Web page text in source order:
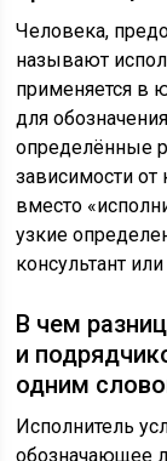
Человека,
называют
применяется в
для
определённые
зависимости от
вместо
узкие
консультант
В чем
и
одним
Исполнитель
обозначающее